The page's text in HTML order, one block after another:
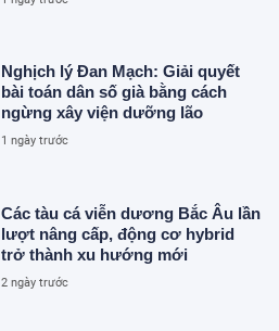
Nghịch lý Đan Mạch: Giải quyết
bài toán dân số già bằng cách
ngừng xây viện dưỡng lão
1 ngày trước
Các tàu cá viễn dương Bắc Âu lần
lượt nâng cấp, động cơ hybrid
trở thành xu hướng mới
2 ngày trước